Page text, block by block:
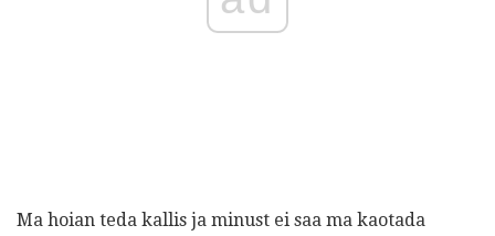
Ma hoian teda kallis ja minust ei saa ma kaotada